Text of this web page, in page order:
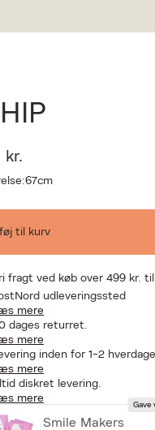
|
kr.
67cm
til kurv
fragt ved køb over 499 kr.
udleveringssted
mere
dages returret.
mere
inden for 1-2
mere
diskret levering.
mere
Gave
Smile Makers